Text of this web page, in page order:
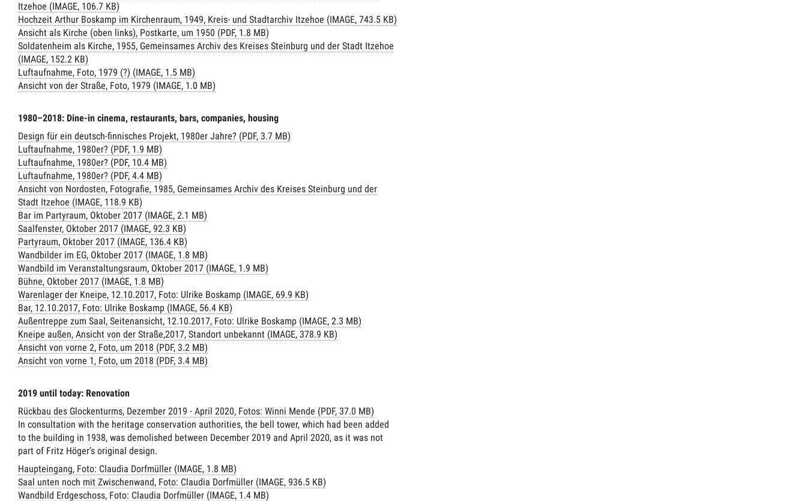
Itzehoe (IMAGE, 106.7 KB)
Hochzeit Arthur Boskamp im Kirchenraum, 1949, Kreis- und Stadtarchiv Itzehoe (IMAGE, 743.5 KB)
Ansicht als Kirche (oben links), Postkarte, um 1950 (PDF, 1.8 MB)
Soldatenheim als Kirche, 1955, Gemeinsames Archiv des Kreises Steinburg und der Stadt Itzehoe
(IMAGE, 152.2 KB)
Luftaufnahme, Foto, 1979 (?) (IMAGE, 1.5 MB)
Ansicht von der Straße, Foto, 1979 (IMAGE, 1.0 MB)
1980–2018: Dine-in cinema, restaurants, bars, companies, housing
Design für ein deutsch-finnisches Projekt, 1980er Jahre? (PDF, 3.7 MB)
Luftaufnahme, 1980er? (PDF, 1.9 MB)
Luftaufnahme, 1980er? (PDF, 10.4 MB)
Luftaufnahme, 1980er? (PDF, 4.4 MB)
Ansicht von Nordosten, Fotografie, 1985, Gemeinsames Archiv des Kreises Steinburg und der
Stadt Itzehoe (IMAGE, 118.9 KB)
Bar im Partyraum, Oktober 2017 (IMAGE, 2.1 MB)
Saalfenster, Oktober 2017 (IMAGE, 92.3 KB)
Partyraum, Oktober 2017 (IMAGE, 136.4 KB)
Wandbilder im EG, Oktober 2017 (IMAGE, 1.8 MB)
Wandbild im Veranstaltungsraum, Oktober 2017 (IMAGE, 1.9 MB)
Bühne, Oktober 2017 (IMAGE, 1.8 MB)
Warenlager der Kneipe, 12.10.2017, Foto: Ulrike Boskamp (IMAGE, 69.9 KB)
Bar, 12.10.2017, Foto: Ulrike Boskamp (IMAGE, 56.4 KB)
Außentreppe zum Saal, Seitenansicht, 12.10.2017, Foto: Ulrike Boskamp (IMAGE, 2.3 MB)
Kneipe außen, Ansicht von der Straße,2017, Standort unbekannt (IMAGE, 378.9 KB)
Ansicht von vorne 2, Foto, um 2018 (PDF, 3.2 MB)
Ansicht von vorne 1, Foto, um 2018 (PDF, 3.4 MB)
2019 until today: Renovation
Rückbau des Glockenturms, Dezember 2019 - April 2020, Fotos: Winni Mende (PDF, 37.0 MB)
In consultation with the heritage conservation authorities, the bell tower, which had been added
to the building in 1938, was demolished between December 2019 and April 2020, as it was not
part of Fritz Höger’s original design.
Haupteingang, Foto: Claudia Dorfmüller (IMAGE, 1.8 MB)
Saal unten noch mit Zwischenwand, Foto: Claudia Dorfmüller (IMAGE, 936.5 KB)
Wandbild Erdgeschoss, Foto: Claudia Dorfmüller (IMAGE, 1.4 MB)